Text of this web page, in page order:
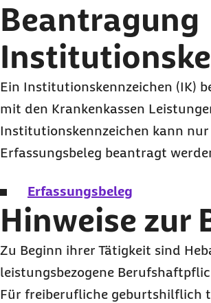
Beantragung
Ein Institutionskennzeichen (IK)
mit den Krankenkassen
Institutionskennzeichen kann
Erfassungsbeleg beantragt
Erfassungsbeleg
Hinweise
Zu Beginn ihrer Tätigkeit sind
leistungsbezogene
Für freiberufliche geburtshilflich